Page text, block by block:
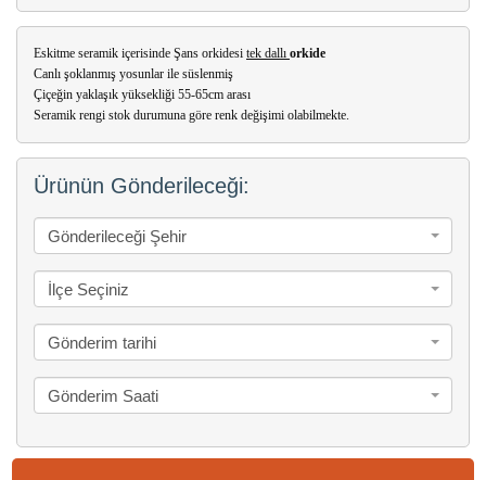
Eskitme seramik içerisinde Şans orkidesi tek dallı orkide
Canlı şoklanmış yosunlar ile süslenmiş
Çiçeğin yaklaşık yüksekliği 55-65cm arası
Seramik rengi stok durumuna göre renk değişimi olabilmekte.
Ürünün Gönderileceği:
Gönderileceği Şehir
İlçe Seçiniz
Gönderim tarihi
Gönderim Saati